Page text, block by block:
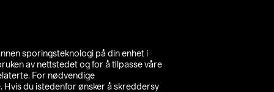
sporingsteknologi på din enhet i
av nettstedet og for å tilpasse våre
For nødvendige
Hvis du istedenfor ønsker å skreddersy